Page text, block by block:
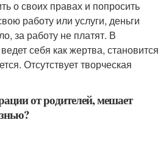
о своих правах и попросить
работу или услуги, деньги
за работу не платят. В
себя как жертва, становится
Отсутствует творческая
от родителей, мешает